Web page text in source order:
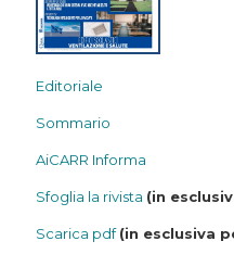
Editoriale
Sommario
AiCARR Informa
Sfoglia la rivista (in
Scarica pdf (in esclusiva